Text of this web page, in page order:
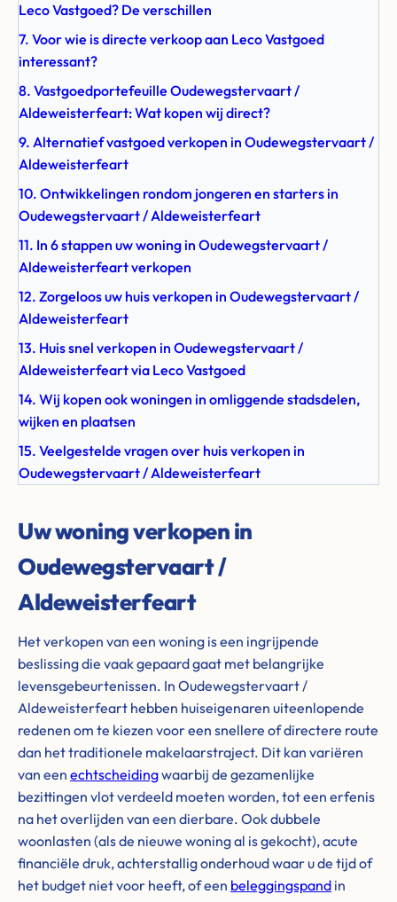
Leco Vastgoed? De verschillen
7. Voor wie is directe verkoop aan Leco Vastgoed
interessant?
8. Vastgoedportefeuille Oudewegstervaart /
Aldeweisterfeart: Wat kopen wij direct?
9. Alternatief vastgoed verkopen in Oudewegstervaart /
Aldeweisterfeart
10. Ontwikkelingen rondom jongeren en starters in
Oudewegstervaart / Aldeweisterfeart
11. In 6 stappen uw woning in Oudewegstervaart /
Aldeweisterfeart verkopen
12. Zorgeloos uw huis verkopen in Oudewegstervaart /
Aldeweisterfeart
13. Huis snel verkopen in Oudewegstervaart /
Aldeweisterfeart via Leco Vastgoed
14. Wij kopen ook woningen in omliggende stadsdelen,
wijken en plaatsen
15. Veelgestelde vragen over huis verkopen in
Oudewegstervaart / Aldeweisterfeart
Uw woning verkopen in
Oudewegstervaart /
Aldeweisterfeart
Het verkopen van een woning is een ingrijpende
beslissing die vaak gepaard gaat met belangrijke
levensgebeurtenissen. In Oudewegstervaart /
Aldeweisterfeart hebben huiseigenaren uiteenlopende
redenen om te kiezen voor een snellere of directere route
dan het traditionele makelaarstraject. Dit kan variëren
van een echtscheidingwaarbij de gezamenlijke
bezittingen vlot verdeeld moeten worden, tot een erfenis
na het overlijden van een dierbare. Ook dubbele
woonlasten (als de nieuwe woning al is gekocht), acute
financiële druk, achterstallig onderhoud waar u de tijd of
het budget niet voor heeft, of een beleggingspand in